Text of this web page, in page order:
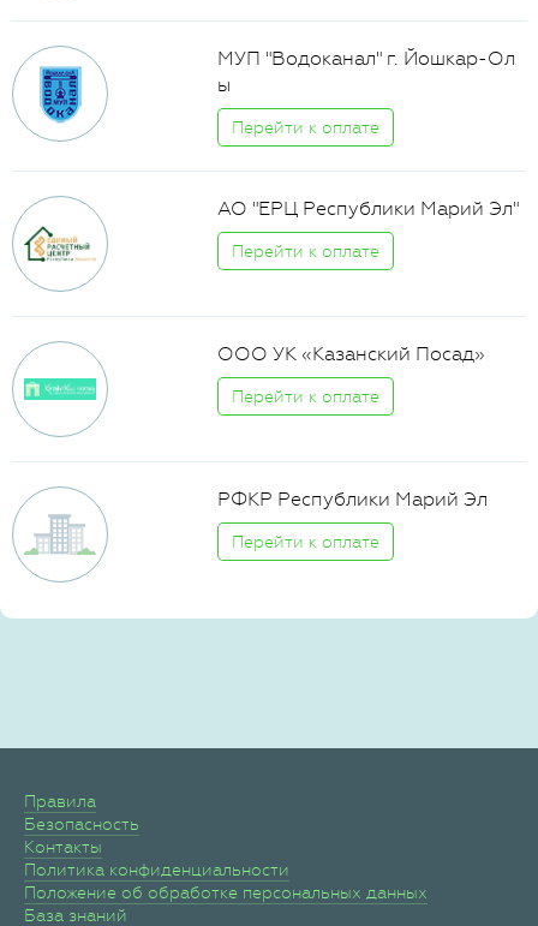
МУП "Водоканал" г. Йошкар-Ол
ы
Перейти к оплате
АО "ЕРЦ Республики Марий Эл"
Перейти к оплате
ООО УК «Казанский Посад»
Перейти к оплате
РФКР Республики Марий Эл
Перейти к оплате
Правила
Безопасность
Контакты
Политика конфиденциальности
Положение об обработке персональных данных
База знаний